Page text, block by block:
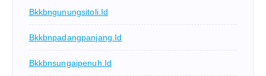
Bkkbngunungsitoli.id
Bkkbnpadangpanjang.id
Bkkbnsungaipenuh.id